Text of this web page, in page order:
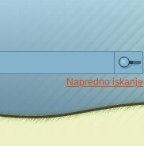
Napredno iskanje